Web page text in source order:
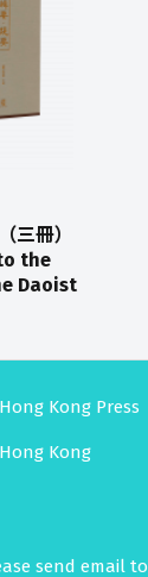
三冊）
the
Daoist
Kong Press
Kong
send email to